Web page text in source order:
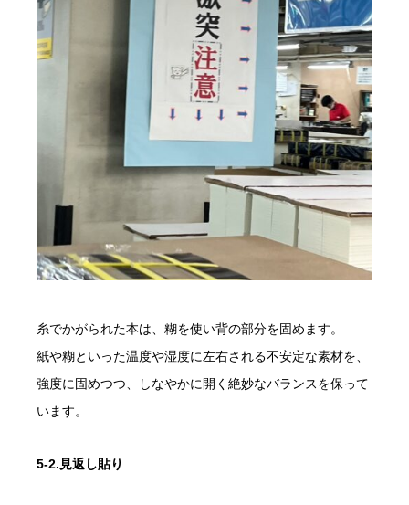
糸でかがられた本は、糊を使い背の部分を固めます。
紙や糊といった温度や湿度に左右される不安定な素材を、
強度に固めつつ、しなやかに開く絶妙なバランスを保って
います。
5-2.見返し貼り